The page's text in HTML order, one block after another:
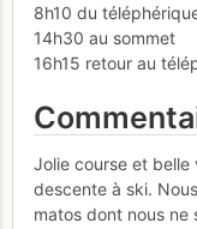
8h10 du
14h30 au sommet
16h15 retour au
Jolie course et belle
descente à ski.
matos dont nous ne